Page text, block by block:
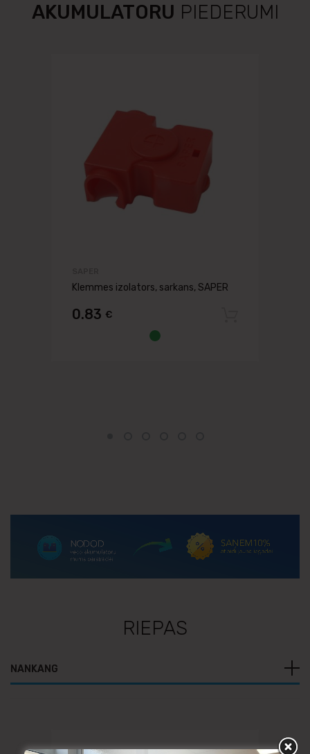
AKUMULATORU PIEDERUMI
Klemmes izolators, sarkans, SAPER
0.83 €
RIEPAS
NANKANG